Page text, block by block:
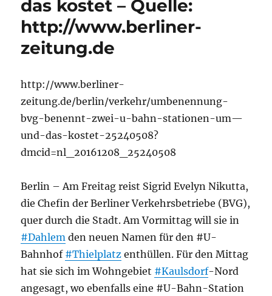
das kostet – Quelle:
http://www.berliner-
zeitung.de
http://www.berliner-
zeitung.de/berlin/verkehr/umbenennung-
bvg-benennt-zwei-u-bahn-stationen-um—
und-das-kostet-25240508?
dmcid=nl_20161208_25240508
Berlin – Am Freitag reist Sigrid Evelyn Nikutta,
die Chefin der Berliner Verkehrsbetriebe (BVG),
quer durch die Stadt. Am Vormittag will sie in
#Dahlem den neuen Namen für den #U-
Bahnhof #Thielplatz enthüllen. Für den Mittag
hat sie sich im Wohngebiet #Kaulsdorf-Nord
angesagt, wo ebenfalls eine #U-Bahn-Station